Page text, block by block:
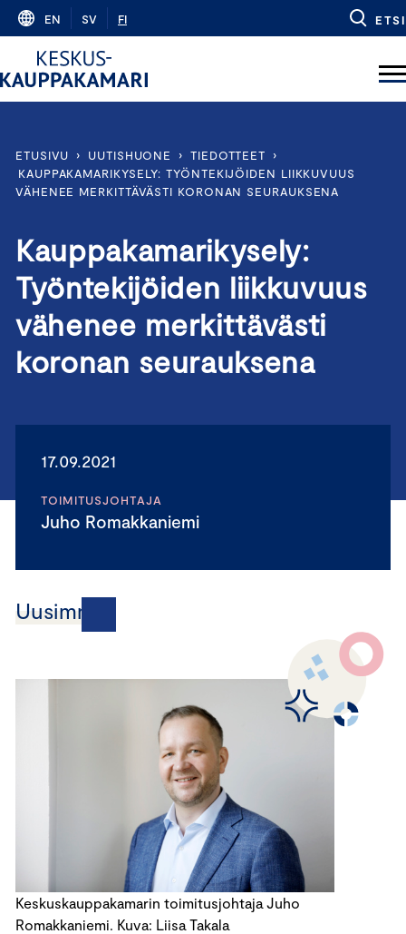
Skip
content
EN SV FI ETSI
ETUSIVU › UUTISHUONE › TIEDOTTEET
›
KAUPPAKAMARIKYSELY: TYÖNTEKIJÖIDEN LIIKKUVUUS
VÄHENEE MERKITTÄVÄSTI KORONAN SEURAUKSENA
Kauppakamarikysely:
Työntekijöiden liikkuvuus
vähenee merkittävästi
koronan seurauksena
17.09.2021
TOIMITUSJOHTAJA
Juho Romakkaniemi
Uusimmat
Keskuskauppakamarin toimitusjohtaja Juho
Romakkaniemi. Kuva: Liisa Takala